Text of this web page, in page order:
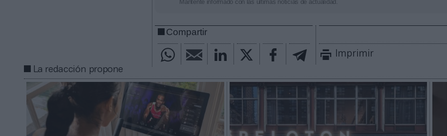
Mantente informado con las últimas noticias de actualidad.
Compartir
Imprimir
La redacción propone